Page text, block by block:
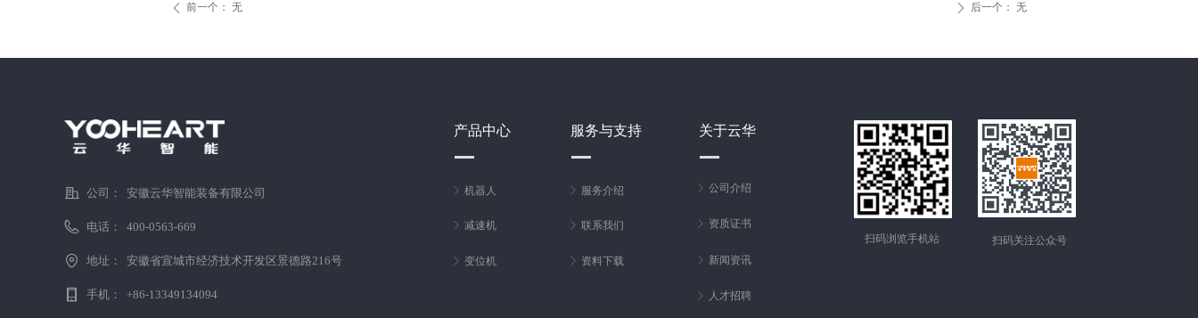
ꄴ 前一个： 无 ꄲ 后一个： 无
产品中心
公司： 安徽云华智能装备有限公司
电话： 400-0563-669
地址： 安徽省宣城市经济技术开发区景德路216号
手机： +86-13349134094
ꁕ 机器人
ꁕ 减速机
ꁕ 变位机
ꁕ 服务介绍
ꁕ 联系我们
ꁕ 资料下载
服务与支持 关于云华
扫码浏览手机站 扫码关注公众号
ꁕ 公司介绍
ꁕ 资质证书
ꁕ 新闻资讯
ꁕ 人才招聘